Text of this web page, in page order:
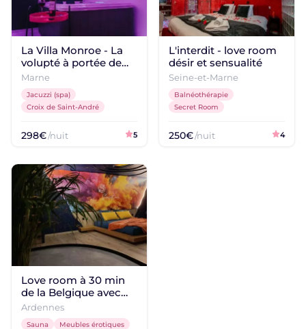
La Villa Monroe - La
volupté à portée de
main
Marne
Jacuzzi (spa)
Croix de Saint-André
298€/nuit 5
L'interdit - love room
désir et sensualité
Seine-et-Marne
Balnéothérapie
Secret Room
250€/nuit 4
Love room à 30 min
de la Belgique avec
jacuzzi privatif
Ardennes
Sauna Meubles érotiques